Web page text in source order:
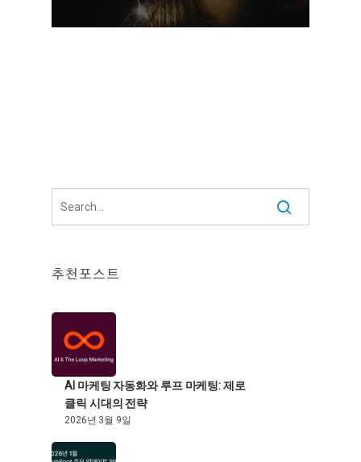
추천포스트
AI 마케팅 자동화와 루프 마케팅: 제로
클릭 시대의 전략
2026년 3월 9일